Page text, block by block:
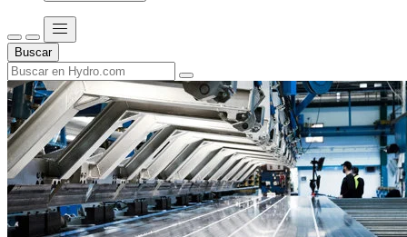
Buscar